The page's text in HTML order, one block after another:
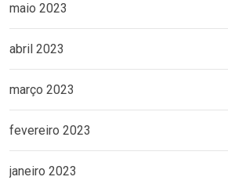
maio 2023
abril 2023
março 2023
fevereiro 2023
janeiro 2023